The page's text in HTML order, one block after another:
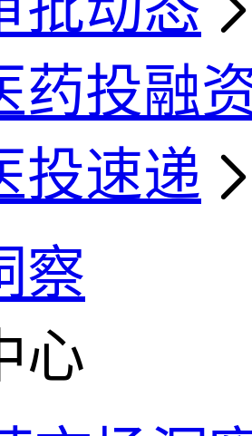
药投融
投速递
察
心